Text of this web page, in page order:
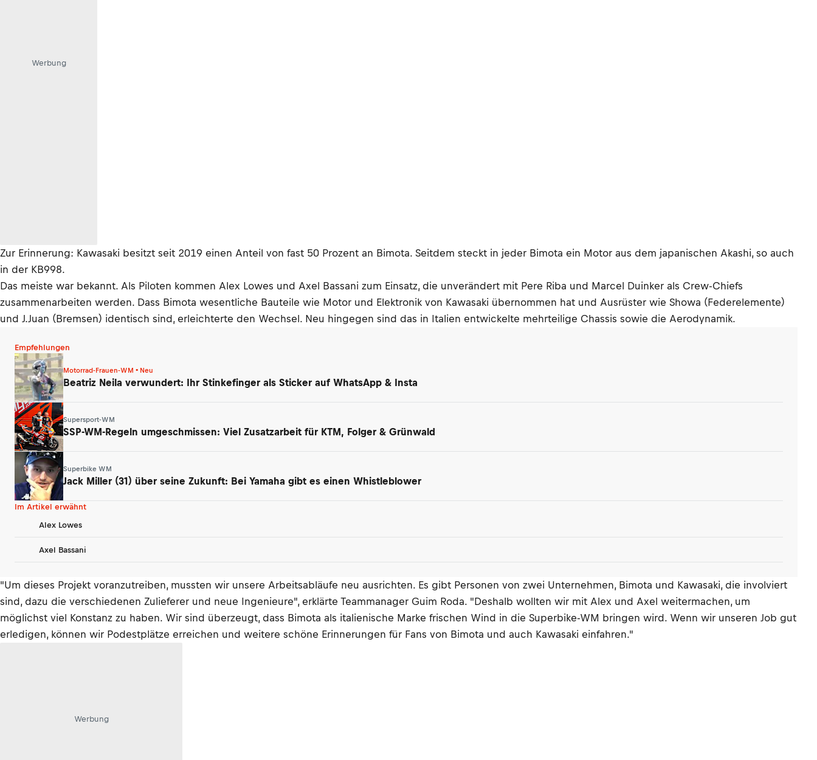
Werbung
Zur Erinnerung: Kawasaki besitzt seit 2019 einen Anteil von fast 50 Prozent an Bimota. Seitdem steckt in jeder Bimota ein Motor aus dem japanischen Akashi, so auch
in der KB998.
Das meiste war bekannt. Als Piloten kommen Alex Lowes und Axel Bassani zum Einsatz, die unverändert mit Pere Riba und Marcel Duinker als Crew-Chiefs
zusammenarbeiten werden. Dass Bimota wesentliche Bauteile wie Motor und Elektronik von Kawasaki übernommen hat und Ausrüster wie Showa (Federelemente)
und J.Juan (Bremsen) identisch sind, erleichterte den Wechsel. Neu hingegen sind das in Italien entwickelte mehrteilige Chassis sowie die Aerodynamik.
Empfehlungen
Motorrad-Frauen-WM • Neu
Beatriz Neila verwundert: Ihr Stinkefinger als Sticker auf WhatsApp & Insta
Supersport-WM
SSP-WM-Regeln umgeschmissen: Viel Zusatzarbeit für KTM, Folger & Grünwald
Superbike WM
Jack Miller (31) über seine Zukunft: Bei Yamaha gibt es einen Whistleblower
Im Artikel erwähnt
Alex Lowes
Axel Bassani
"Um dieses Projekt voranzutreiben, mussten wir unsere Arbeitsabläufe neu ausrichten. Es gibt Personen von zwei Unternehmen, Bimota und Kawasaki, die involviert
sind, dazu die verschiedenen Zulieferer und neue Ingenieure", erklärte Teammanager Guim Roda. "Deshalb wollten wir mit Alex und Axel weitermachen, um
möglichst viel Konstanz zu haben. Wir sind überzeugt, dass Bimota als italienische Marke frischen Wind in die Superbike-WM bringen wird. Wenn wir unseren Job gut
erledigen, können wir Podestplätze erreichen und weitere schöne Erinnerungen für Fans von Bimota und auch Kawasaki einfahren."
Werbung